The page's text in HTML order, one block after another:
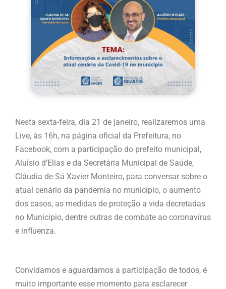
Nesta sexta-feira, dia 21 de janeiro, realizaremos uma
Live, às 16h, na página oficial da Prefeitura, no
Facebook, com a participação do prefeito municipal,
Aluísio d’Elias e da Secretária Municipal de Saúde,
Cláudia de Sá Xavier Monteiro, para conversar sobre o
atual cenário da pandemia no município, o aumento
dos casos, as medidas de proteção a vida decretadas
no Município, dentre outras de combate ao coronavírus
e influenza.
Convidamos e aguardamos a participação de todos, é
muito importante esse momento para esclarecer